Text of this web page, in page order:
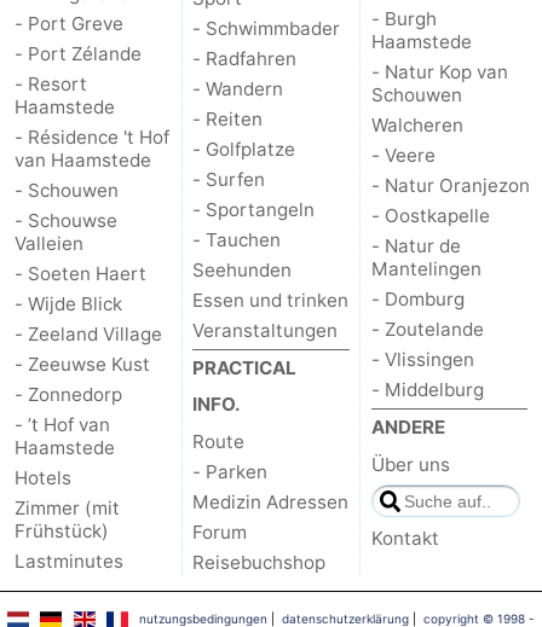
Essen
und
trinken
Veranstaltungen
Praktisch
Forum
Route
Parken
Reisebuchshop
Medizin
Adressen
Region
Südholland
-
Leiden
Bollenstreek
- Port Greve
- Port Zélande
- Resort
Haamstede
- Résidence 't Hof
van Haamstede
- Schouwen
- Schouwse
Valleien
- Soeten Haert
- Wijde Blick
- Zeeland Village
- Zeeuwse Kust
- Zonnedorp
- ’t Hof van
Haamstede
Hotels
Zimmer (mit
Frühstück)
Lastminutes
- Schwimmbader
- Radfahren
- Wandern
- Reiten
- Golfplatze
- Surfen
- Sportangeln
- Tauchen
Seehunden
Essen und trinken
Veranstaltungen
PRACTICAL
INFO.
Route
- Parken
Medizin Adressen
Forum
Reisebuchshop
- Burgh
Haamstede
- Natur Kop van
Schouwen
Walcheren
- Veere
- Natur Oranjezon
- Oostkapelle
- Natur de
Mantelingen
- Domburg
- Zoutelande
- Vlissingen
- Middelburg
ANDERE
Über uns
Kontakt
nutzungsbedingungen datenschutzerklärung| copyright © 1998 -